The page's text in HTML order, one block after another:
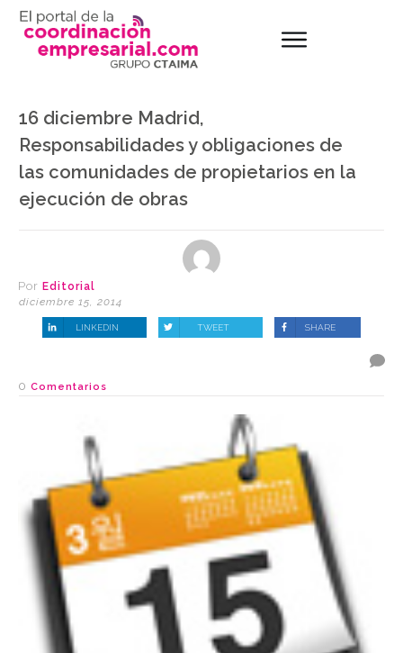
16 diciembre Madrid,
Responsabilidades y obligaciones de
las comunidades de propietarios en la
ejecución de obras
Por Editorial
diciembre 15, 2014
LINKEDIN TWEET SHARE
0 Comentarios